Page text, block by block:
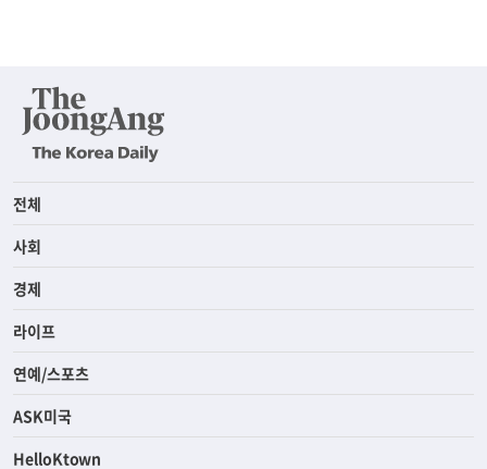
전체
사회
경제
라이프
연예/스포츠
ASK미국
HelloKtown